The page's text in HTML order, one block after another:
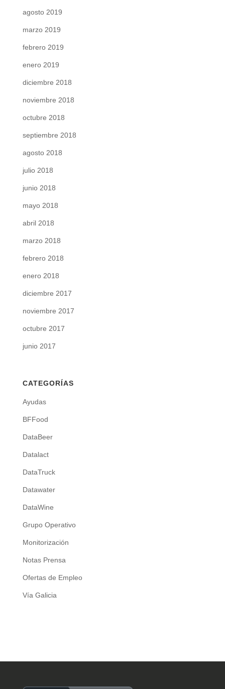
agosto 2019
marzo 2019
febrero 2019
enero 2019
diciembre 2018
noviembre 2018
octubre 2018
septiembre 2018
agosto 2018
julio 2018
junio 2018
mayo 2018
abril 2018
marzo 2018
febrero 2018
enero 2018
diciembre 2017
noviembre 2017
octubre 2017
junio 2017
CATEGORÍAS
Ayudas
BFFood
DataBeer
Datalact
DataTruck
Datawater
DataWine
Grupo Operativo
Monitorización
Notas Prensa
Ofertas de Empleo
Vía Galicia